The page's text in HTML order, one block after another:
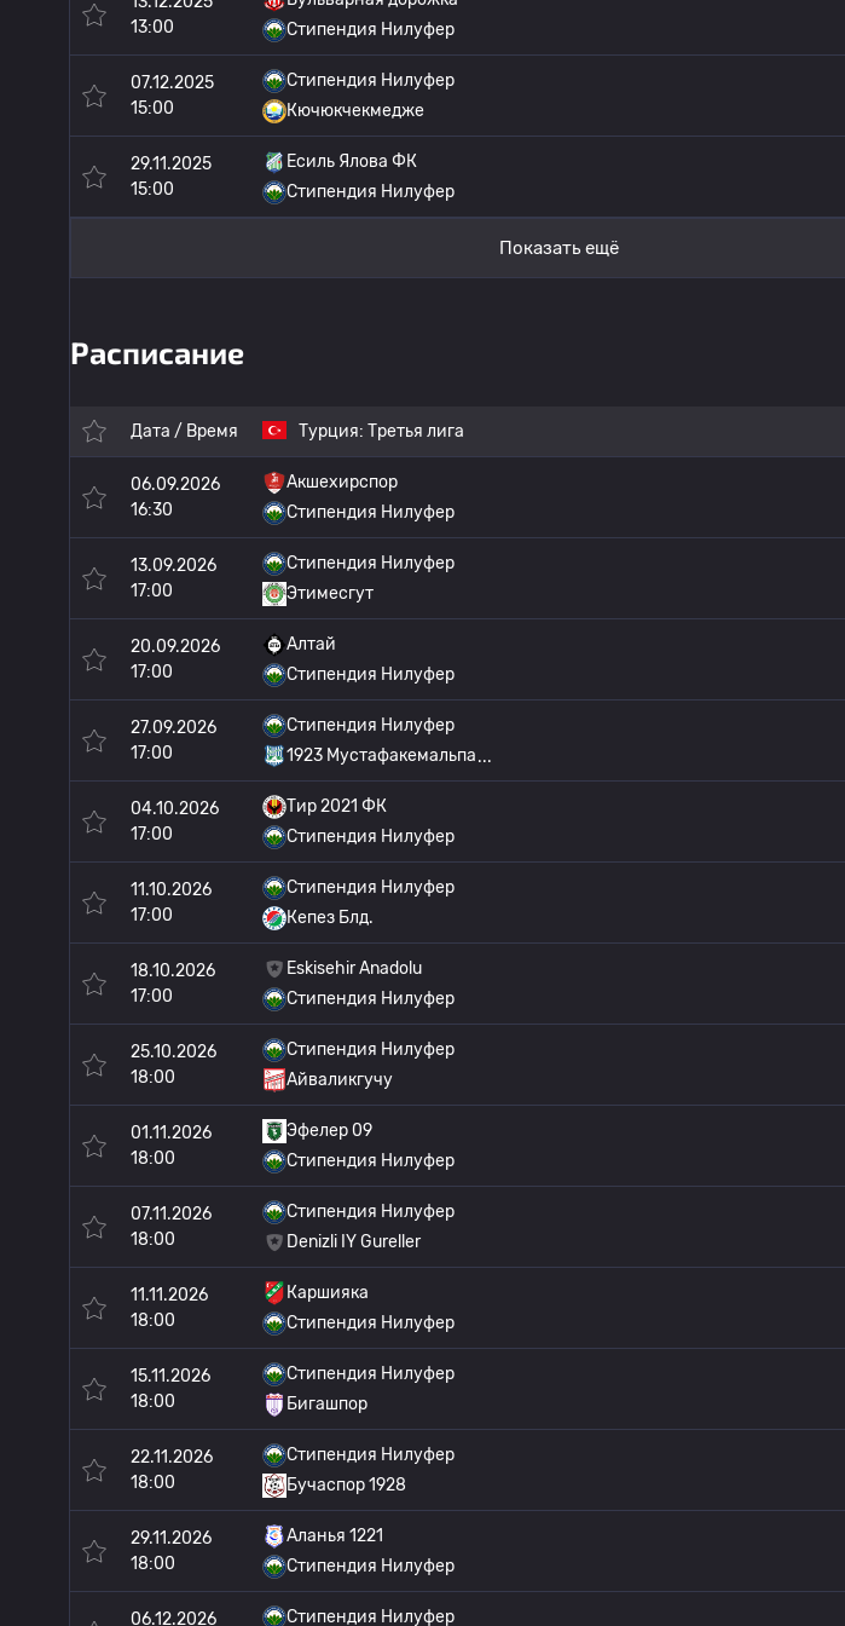
13:00
Стипендия Нилуфер
07.12.2025
15:00
Стипендия Нилуфер
Кючюкчекмедже
29.11.2025
15:00
Есиль Ялова ФК
Стипендия Нилуфер
Показать ещё
Расписание
Дата / Время Турция: Третья лига
06.09.2026
16:30
Акшехирспор
Стипендия Нилуфер
13.09.2026
17:00
Стипендия Нилуфер
Этимесгут
20.09.2026
17:00
Алтай
Стипендия Нилуфер
27.09.2026
17:00
Стипендия Нилуфер
1923 Мустафакемальпа
04.10.2026
17:00
Тир 2021 ФК
Стипендия Нилуфер
11.10.2026
17:00
Стипендия Нилуфер
Кепез Блд.
18.10.2026
17:00
Eskisehir Anadolu
Стипендия Нилуфер
25.10.2026
18:00
Стипендия Нилуфер
Айваликгучу
01.11.2026
18:00
Эфелер 09
Стипендия Нилуфер
07.11.2026
18:00
Стипендия Нилуфер
Denizli IY Gureller
11.11.2026
18:00
Каршияка
Стипендия Нилуфер
15.11.2026
18:00
Стипендия Нилуфер
Бигашпор
22.11.2026
18:00
Стипендия Нилуфер
Бучаспор 1928
29.11.2026
18:00
Аланья 1221
Стипендия Нилуфер
06.12.2026
Стипендия Нилуфер